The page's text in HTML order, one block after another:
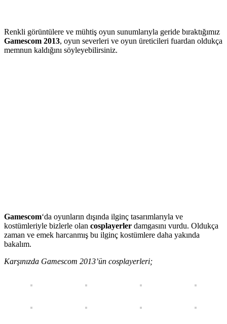
Renkli görüntülere ve mühtiş oyun sunumlarıyla geride bıraktığımız
Gamescom 2013, oyun severleri ve oyun üreticileri fuardan oldukça
memnun kaldığını söyleyebilirsiniz.
Gamescom‘da oyunların dışında ilginç tasarımlarıyla ve
kostümleriyle bizlerle olan cosplayerler damgasını vurdu. Oldukça
zaman ve emek harcanmış bu ilginç kostümlere daha yakında
bakalım.
Karşınızda Gamescom 2013’ün cosplayerleri;